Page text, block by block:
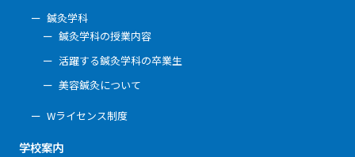
鍼灸学科
鍼灸学科の授業内容
活躍する鍼灸学科の卒業生
美容鍼灸について
Wライセンス制度
学校案内